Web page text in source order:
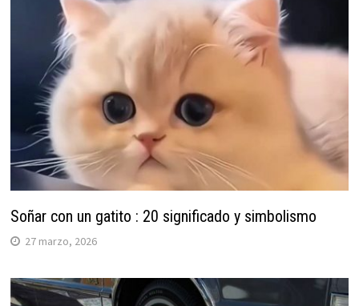
Soñar con un gatito : 20 significado y simbolismo
27 marzo, 2026